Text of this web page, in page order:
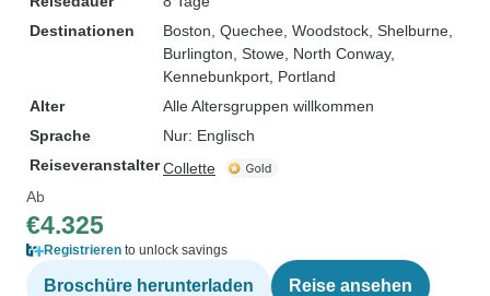
Destinationen
Boston , Quechee , Woodstock , Shelburne
Burlington , Stowe , North Conway,
Kennebunkport , Portland
Alter
Alle Altersgruppen willkommen
Sprache
Nur: Englisch
ReiseveranstalterCollette
Ab
€4.325
Registrieren to unlock savings
Broschüre herunterladen Reise ansehen